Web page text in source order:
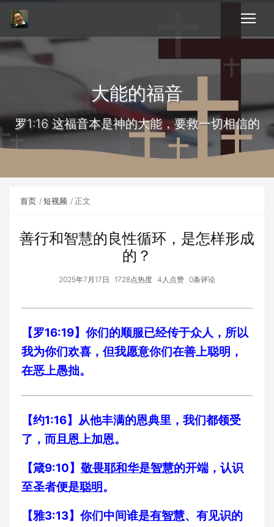
大能的福音
罗1:16 这福音本是神的大能，要救一切相信的
首页 短视频 正文
善行和智慧的良性循环，是怎样形成
的？
2025年7月17日 1728点热度 4人点赞 0条评论
【罗16:19】你们的顺服已经传于众人，所以
我为你们欢喜，但我愿意你们在善上聪明，
在恶上愚拙。
【约1:16】从他丰满的恩典里，我们都领受
了，而且恩上加恩。
【箴9:10】 敬畏耶和华是智慧的开端，认识
至圣者便是聪明 。
【雅3:13】 你们中间谁是有智慧、有见识的